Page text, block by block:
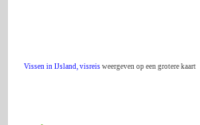
Vissen in IJsland, visreis weergeven op een grotere kaart